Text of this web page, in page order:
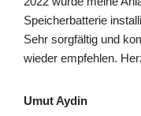
Speicherbatterie
Sehr sorgfältig und
wieder empfehlen.
Umut Aydin